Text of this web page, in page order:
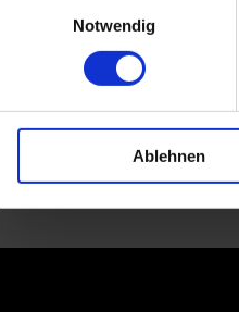
Notwendig
Ablehnen